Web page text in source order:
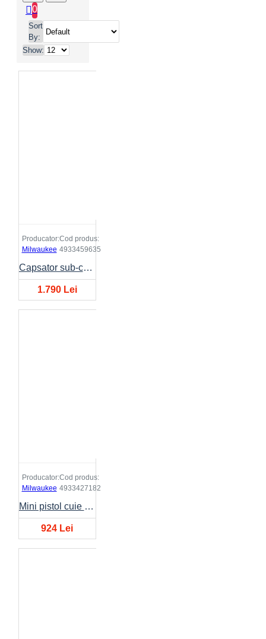
0
Sort
By:
Show:
Producator:
Milwaukee
Cod produs:
4933459635
Capsator sub-compact M12BST-202X
1.790 Lei
Producator:
Milwaukee
Cod produs:
4933427182
Mini pistol cuie C12PN-0
924 Lei